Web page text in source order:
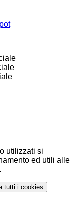
utilizzati si
ed utili alle
.
tutti i cookies